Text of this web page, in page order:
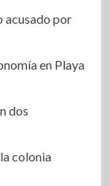
acusado por
en Playa
dos
colonia